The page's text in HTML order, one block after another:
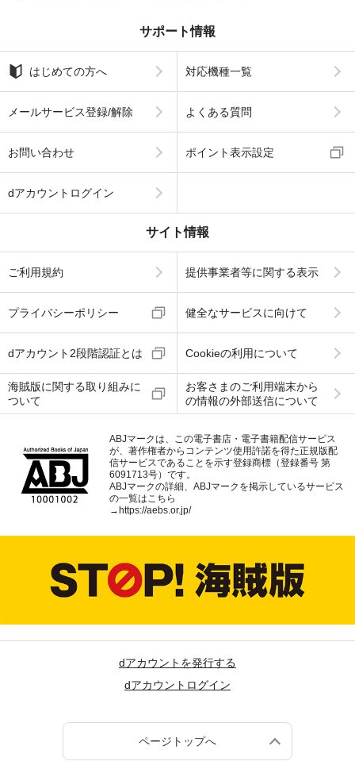
サポート情報
はじめての方へ 対応機種一覧
メールサービス登録/解除 よくある質問
お問い合わせ ポイント表示設定
dアカウントログイン
サイト情報
ご利用規約 提供事業者等に関する表示
プライバシーポリシー 健全なサービスに向けて
dアカウント2段階認証とは Cookieの利用について
海賊版に関する取り組みに
ついて
お客さまのご利用端末から
の情報の外部送信について
ABJマークは、この電子書店・電子書籍配信サービス
が、著作権者からコンテンツ使用許諾を得た正規版配
信サービスであることを示す登録商標（登録番号 第
6091713号）です。
ABJマークの詳細、ABJマークを掲示しているサービス
の一覧はこちら
→ https://aebs.or.jp/
dアカウントを発行する
dアカウントログイン
ページトップへ